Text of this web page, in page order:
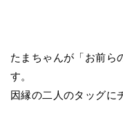
たまちゃんが「お前ら
す。
因縁の二人のタッグに